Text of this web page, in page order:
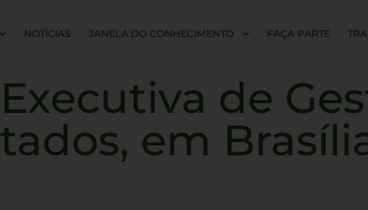
NOTÍCIAS JANELA DO CONHECIMENTO FAÇA PARTE
de
em